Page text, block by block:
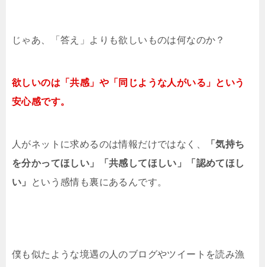
じゃあ、「答え」よりも欲しいものは何なのか？
欲しいのは「共感」や「同じような人がいる」という
安心感です。
人がネットに求めるのは情報だけではなく、
「気持ち
を分かってほしい」「共感してほしい」「認めてほし
い」
という感情も裏にあるんです。
僕も似たような境遇の人のブログやツイートを読み漁